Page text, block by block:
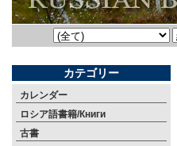
カテゴリー
カレンダー
ロシア語書籍/Книги
古書